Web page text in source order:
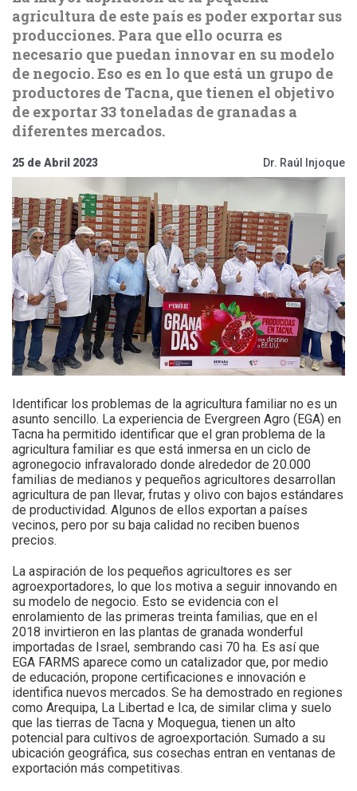
agricultura de este país es poder exportar sus
producciones. Para que ello ocurra es
necesario que puedan innovar en su modelo
de negocio. Eso es en lo que está un grupo de
productores de Tacna, que tienen el objetivo
de exportar 33 toneladas de granadas a
diferentes mercados.
25 de Abril 2023 Dr. Raúl Injoque
Identificar los problemas de la agricultura familiar no es un
asunto sencillo. La experiencia de Evergreen Agro (EGA) en
Tacna ha permitido identificar que el gran problema de la
agricultura familiar es que está inmersa en un ciclo de
agronegocio infravalorado donde alrededor de 20.000
familias de medianos y pequeños agricultores desarrollan
agricultura de pan llevar, frutas y olivo con bajos estándares
de productividad. Algunos de ellos exportan a países
vecinos, pero por su baja calidad no reciben buenos
precios.
La aspiración de los pequeños agricultores es ser
agroexportadores, lo que los motiva a seguir innovando en
su modelo de negocio. Esto se evidencia con el
enrolamiento de las primeras treinta familias, que en el
2018 invirtieron en las plantas de granada wonderful
importadas de Israel, sembrando casi 70 ha. Es así que
EGA FARMS aparece como un catalizador que, por medio
de educación, propone certificaciones e innovación e
identifica nuevos mercados. Se ha demostrado en regiones
como Arequipa, La Libertad e Ica, de similar clima y suelo
que las tierras de Tacna y Moquegua, tienen un alto
potencial para cultivos de agroexportación. Sumado a su
ubicación geográfica, sus cosechas entran en ventanas de
exportación más competitivas.